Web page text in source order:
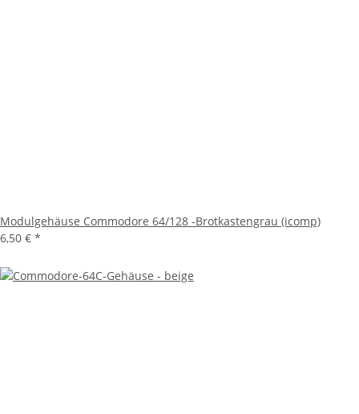
Modulgehäuse Commodore 64/128 -Brotkastengrau (icomp)
6,50 € *